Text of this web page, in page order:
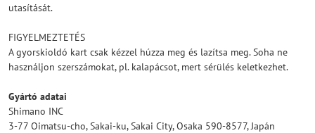
utasítását.
FIGYELMEZTETÉS
A gyorskioldó kart csak kézzel húzza meg és lazítsa meg. Soha ne
használjon szerszámokat, pl. kalapácsot, mert sérülés keletkezhet.
Gyártó adatai
Shimano INC
3-77 Oimatsu-cho, Sakai-ku, Sakai City, Osaka 590-8577, Japán